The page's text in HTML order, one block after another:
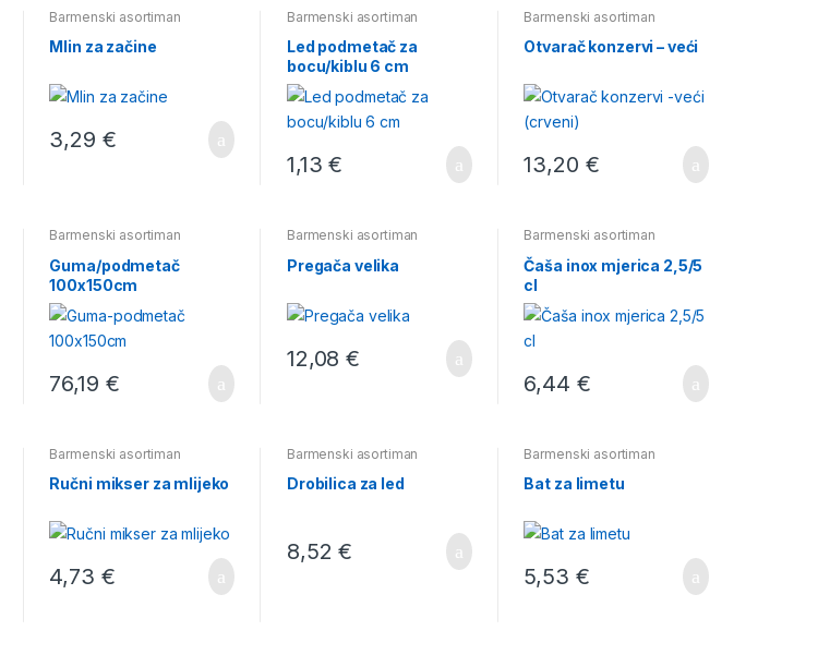
Barmenski asortiman
Mlin za začine
3,29 €
Barmenski asortiman
Led podmetač za
bocu/kiblu 6 cm
1,13€
Barmenski asortiman
Otvarač konzervi – veći
13,20 €
Barmenski asortiman
Guma/podmetač
100x150cm
76,19 €
Barmenski asortiman
Pregača velika
12,08€
Barmenski asortiman
Čaša inox mjerica 2,5/5
cl
6,44 €
Barmenski asortiman
Ručni mikser za mlijeko
4,73 €
Barmenski asortiman
Drobilica za led
8,52€
Barmenski asortiman
Bat za limetu
5,53 €